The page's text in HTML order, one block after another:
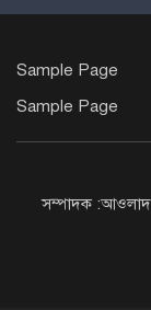
Sample Page
Sample Page
সম্পাদক